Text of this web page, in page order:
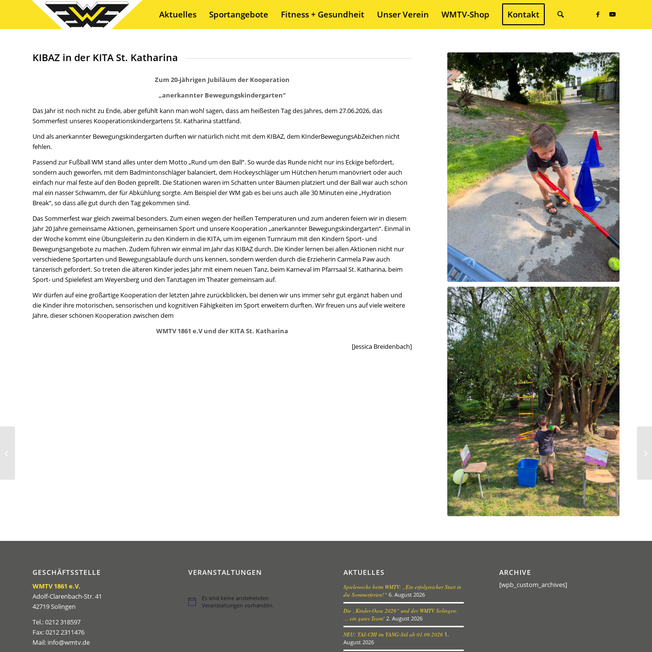
Aktuelles Sportangebote Fitness + Gesundheit Unser Verein WMTV-Shop Kontakt
KIBAZ in der KITA St. Katharina
Zum 20-jährigen Jubiläum der Kooperation
„anerkannter Bewegungskindergarten“
Das Jahr ist noch nicht zu Ende, aber gefühlt kann man wohl sagen, dass am heißesten Tag des Jahres, dem 27.06.2026, das
Sommerfest unseres Kooperationskindergartens St. Katharina stattfand.
Und als anerkannter Bewegungskindergarten durften wir natürlich nicht mit dem KIBAZ, dem KInderBewegungsAbZeichen nicht
fehlen.
Passend zur Fußball WM stand alles unter dem Motto „Rund um den Ball“. So wurde das Runde nicht nur ins Eckige befördert,
sondern auch geworfen, mit dem Badmintonschläger balanciert, dem Hockeyschläger um Hütchen herum manövriert oder auch
einfach nur mal feste auf den Boden geprellt. Die Stationen waren im Schatten unter Bäumen platziert und der Ball war auch schon
mal ein nasser Schwamm, der für Abkühlung sorgte. Am Beispiel der WM gab es bei uns auch alle 30 Minuten eine „Hydration
Break“, so dass alle gut durch den Tag gekommen sind.
Das Sommerfest war gleich zweimal besonders. Zum einen wegen der heißen Temperaturen und zum anderen feiern wir in diesem
Jahr 20 Jahre gemeinsame Aktionen, gemeinsamen Sport und unsere Kooperation „anerkannter Bewegungskindergarten“. Einmal in
der Woche kommt eine Übungsleiterin zu den Kindern in die KITA, um im eigenen Turnraum mit den Kindern Sport- und
Bewegungsangebote zu machen. Zudem führen wir einmal im Jahr das KIBAZ durch. Die Kinder lernen bei allen Aktionen nicht nur
verschiedene Sportarten und Bewegungsabläufe durch uns kennen, sondern werden durch die Erzieherin Carmela Paw auch
tänzerisch gefordert. So treten die älteren Kinder jedes Jahr mit einem neuen Tanz, beim Karneval im Pfarrsaal St. Katharina, beim
Sport- und Spielefest am Weyersberg und den Tanztagen im Theater gemeinsam auf.
Wir dürfen auf eine großartige Kooperation der letzten Jahre zurückblicken, bei denen wir uns immer sehr gut ergänzt haben und
die Kinder ihre motorischen, sensorischen und kognitiven Fähigkeiten im Sport erweitern durften. Wir freuen uns auf viele weitere
Jahre, dieser schönen Kooperation zwischen dem
WMTV 1861 e.V und der KITA St. Katharina
[Jessica Breidenbach]
GESCHÄFTSSTELLE
WMTV 1861 e.V.
Adolf-Clarenbach-Str. 41
42719 Solingen
Tel.: 0212 318597
Fax: 0212 2311476
Mail: info@wmtv.de
VERANSTALTUNGEN
Hinweis
Es sind keine anstehenden
Veranstaltungen vorhanden.
AKTUELLES
Spielewoche beim WMTV: „Ein erfolgreicher Start in
die Sommerferien!“ 6. August 2026
Die „Kinder-Oase 2026“ und der WMTV Solingen:
… ein gutes Team! 2. August 2026
NEU: TAI-CHI im YANG-Stil ab 01.09.2026 1.
August 2026
ARCHIVE
[wpb_custom_archives]